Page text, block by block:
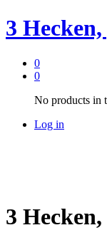
3
0
0
No products in
Log in
3